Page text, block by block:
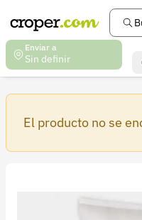
Enviar a
Sin definir
El producto no se